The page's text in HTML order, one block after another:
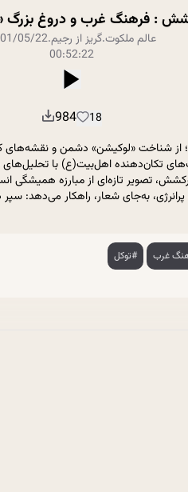
: فرهنگ غرب و دروغ بزرگ
عالم ملکوت.گریز از رجیم.
05/22
00:52:22
18
984
شناخت «لوکیشن» دشمن و نقشه‌های
تکان‌دهنده اهل‌بیت(ع) با تحلیل‌های
تصویر تازه‌ای از مبارزه همیشگی
به‌جای شعار، راهکار می‌دهد:
غرب #توکل